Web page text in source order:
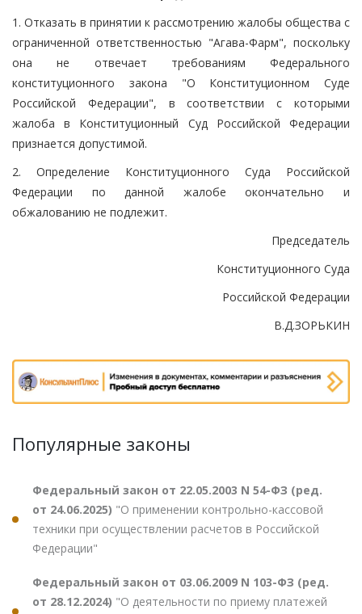
1. Отказать в принятии к рассмотрению жалобы общества с
ограниченной ответственностью "Агава-Фарм", поскольку
она не отвечает требованиям Федерального
конституционного закона "О Конституционном Суде
Российской Федерации", в соответствии с которыми
жалоба в Конституционный Суд Российской Федерации
признается допустимой.
2. Определение Конституционного Суда Российской
Федерации по данной жалобе окончательно и
обжалованию не подлежит.
Председатель
Конституционного Суда
Российской Федерации
В.Д.ЗОРЬКИН
Популярные законы
Федеральный закон от 22.05.2003 N 54-ФЗ (ред.
от 24.06.2025) "О применении контрольно-кассовой
техники при осуществлении расчетов в Российской
Федерации"
Федеральный закон от 03.06.2009 N 103-ФЗ (ред.
от 28.12.2024) "О деятельности по приему платежей